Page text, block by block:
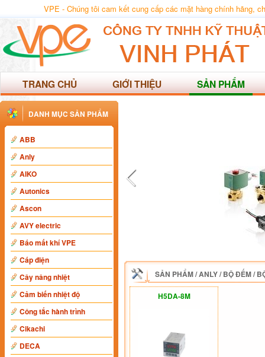
VPE - Chúng tôi cam kết cung cấp các mặt hàng chính hãng,
TRANG CHỦ GIỚI THIỆU SẢN PHẨM
DANH MỤC SẢN PHẨM
ABB
Anly
AIKO
Autonics
Ascon
AVY electric
Báo mất khí VPE
Cáp điện
Cây nâng nhiệt
Cảm biến nhiệt độ
Công tắc hành trình
Cikachi
DECA
SẢN PHẨM/ANLY/BỘ ĐẾM/
H5DA-8M